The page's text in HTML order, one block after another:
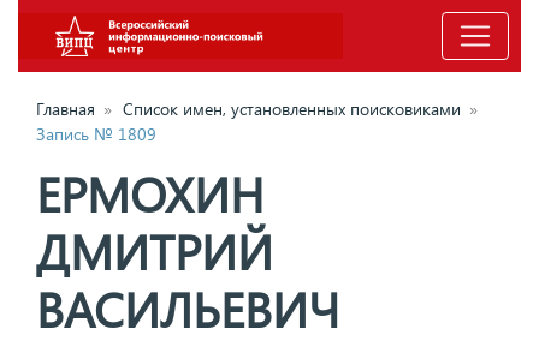
Главная » Список имен, установленных поисковиками »
Запись № 1809
ЕРМОХИН
ДМИТРИЙ
ВАСИЛЬЕВИЧ